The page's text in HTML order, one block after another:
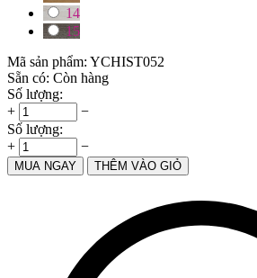
14
15
Mã sản phẩm: YCHIST052
Sẵn có: Còn hàng
Số lượng:
+
−
Số lượng:
+
−
MUA NGAY THÊM VÀO GIỎ